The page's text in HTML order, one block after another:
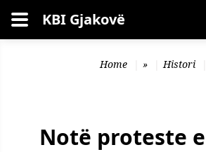
Kërko KBI Gjakovë
Home » Histori
Notë proteste